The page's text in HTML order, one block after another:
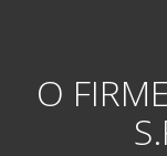
O FIRME